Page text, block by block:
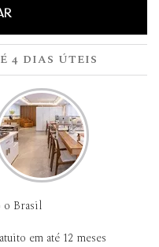
4 DIAS ÚTEIS
o Brasil
em até 12 meses